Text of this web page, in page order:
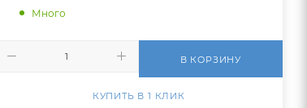
Много
В КОРЗИНУ
КУПИТЬ В 1 КЛИК